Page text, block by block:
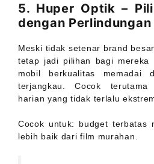
5. Huper Optik –
dengan
Meski tidak setenar brand
tetap jadi pilihan bagi mereka
mobil berkualitas memadai
terjangkau. Cocok terutama
harian yang tidak terlalu
Cocok untuk: budget terbatas
lebih baik dari film murahan.